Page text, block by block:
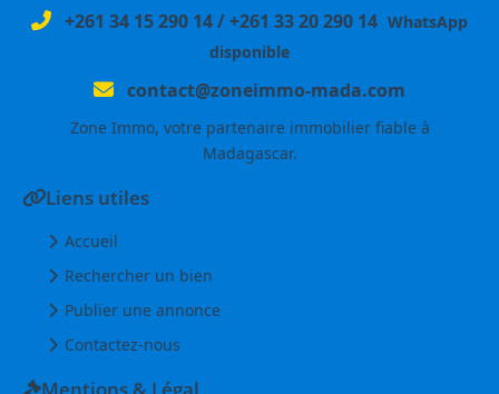
+261 34 15 290 14/+261 33 20 290 14 WhatsApp
disponible
contact@zoneimmo-mada.com
Zone Immo, votre partenaire immobilier fiable à
Madagascar.
Liens utiles
Accueil
Rechercher un bien
Publier une annonce
Contactez-nous
Mentions & Légal